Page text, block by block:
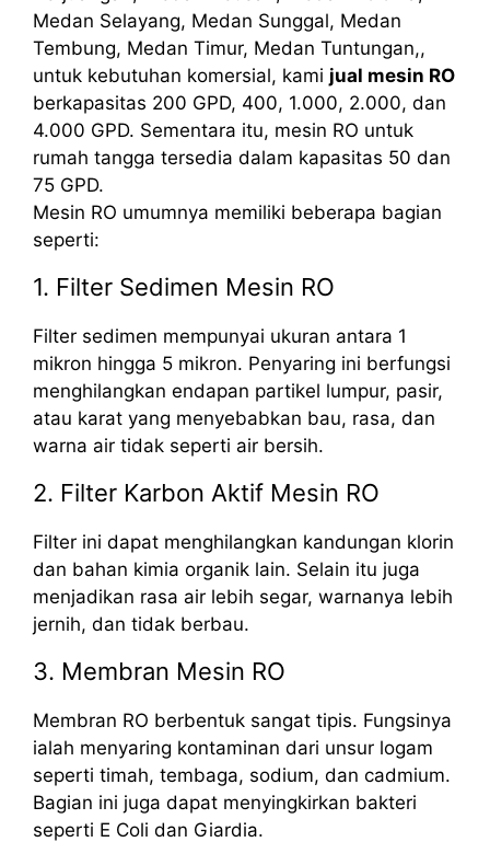
Medan Selayang, Medan Sunggal, Medan
Tembung, Medan Timur, Medan Tuntungan,,
untuk kebutuhan komersial, kami jual mesin RO
berkapasitas 200 GPD, 400, 1.000, 2.000, dan
4.000 GPD. Sementara itu, mesin RO untuk
rumah tangga tersedia dalam kapasitas 50 dan
75 GPD.
Mesin RO umumnya memiliki beberapa bagian
seperti:
1. Filter Sedimen Mesin RO
Filter sedimen mempunyai ukuran antara 1
mikron hingga 5 mikron. Penyaring ini berfungsi
menghilangkan endapan partikel lumpur, pasir,
atau karat yang menyebabkan bau, rasa, dan
warna air tidak seperti air bersih.
2. Filter Karbon Aktif Mesin RO
Filter ini dapat menghilangkan kandungan klorin
dan bahan kimia organik lain. Selain itu juga
menjadikan rasa air lebih segar, warnanya lebih
jernih, dan tidak berbau.
3. Membran Mesin RO
Membran RO berbentuk sangat tipis. Fungsinya
ialah menyaring kontaminan dari unsur logam
seperti timah, tembaga, sodium, dan cadmium.
Bagian ini juga dapat menyingkirkan bakteri
seperti E Coli dan Giardia.